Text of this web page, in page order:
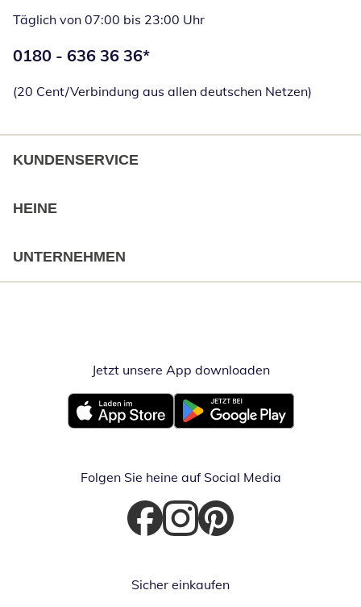
Täglich von 07:00 bis 23:00 Uhr
Telefonnummer:
0180 - 636 36 36*
(20 Cent/Verbindung aus allen deutschen Netzen)
KUNDENSERVICE
HEINE
UNTERNEHMEN
Jetzt unsere App downloadenÖffnet in
Öffnet in neuem FensterÖffnet in neuem Fenster
Folgen Sie heine auf Social Media
Öffnet in neuem Fenster
Öffnet in neuem Fenster
Öffnet in neuem Fenster
Sicher einkaufen